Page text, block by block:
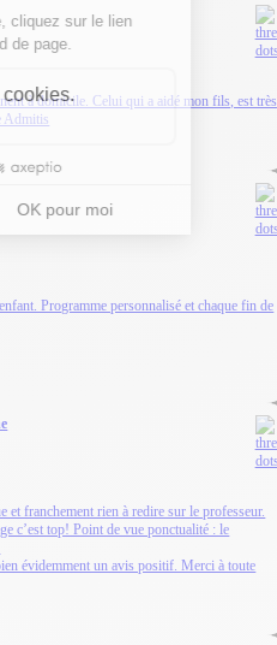
à domicile. Celui qui a aidé mon fils, est très
Admitis
Programme personnalisé et chaque fin de
et franchement rien à redire sur le professeur.
c’est top! Point de vue ponctualité : le
évidemment un avis positif. Merci à toute